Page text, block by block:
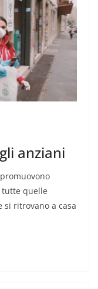
anziani
tutte quelle
si ritrovano a casa